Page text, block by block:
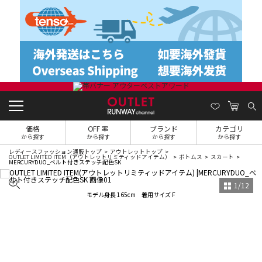
価格
から探す
OFF 率
から探す
ブランド
から探す
カテゴリ
から探す
レディースファッション通販トップ アウトレットトップ
OUTLET LIMITED ITEM（アウトレットリミティッドアイテム） ボトムス スカート
MERCURYDUO_ベルト付きステッチ配色SK
モデル身長 165cm 着用サイズ F
1 /12